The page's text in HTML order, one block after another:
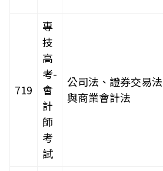
719
專
技
高
考-
會
計
師
考
試
公司法、證券交易法
與商業會計法